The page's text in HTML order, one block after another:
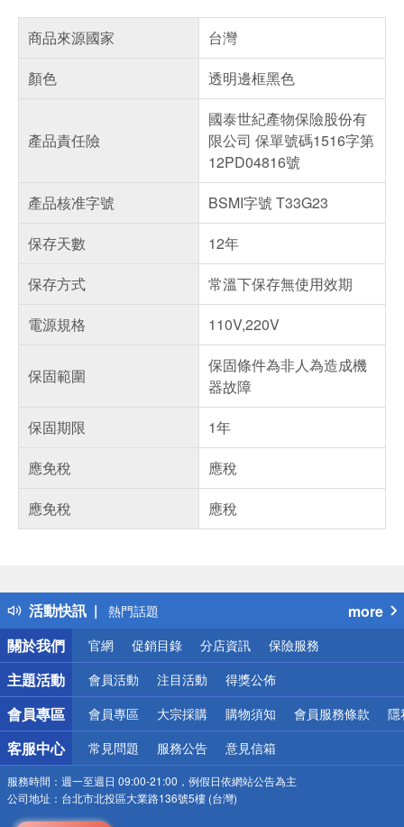
商品來源國家
台灣
顏色
透明邊框黑色
產品責任險
國泰世紀產物保險股份有
限公司 保單號碼1516字第
12PD04816號
產品核准字號
BSMI字號 T33G23
保存天數
12年
保存方式
常溫下保存無使用效期
電源規格
110V,220V
保固範圍
保固條件為非人為造成機
器故障
保固期限
1年
應免稅
應稅
應免稅
應稅
活動快訊
得獎公告
熱門話題
銀行優惠
偏遠地區配送
詐騙網頁！請小心！
more
關於我們
官網 促銷目錄 分店資訊 保險服務
主題活動 會員活動 注目活動 得獎公佈
會員專區 會員專區 大宗採購 購物須知 會員服務條款 隱
客服中心 常見問題 服務公告 意見信箱
服務時間： 週一至週日 09:00-21:00，例假日依網站公告為主
公司地址： 台北市北投區大業路136號5樓 (台灣)